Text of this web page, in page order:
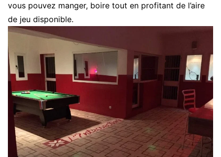
vous pouvez manger, boire tout en profitant de l’aire
de jeu disponible.